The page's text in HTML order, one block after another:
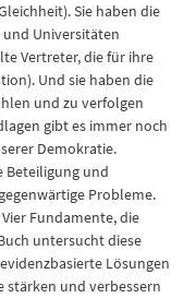
Sie haben die
und Universitäten
Vertreter, die für ihre
Und sie haben die
und zu verfolgen
gibt es immer noch
Demokratie.
Beteiligung und
Probleme.
Fundamente, die
untersucht diese
Lösungen
stärken und verbessern